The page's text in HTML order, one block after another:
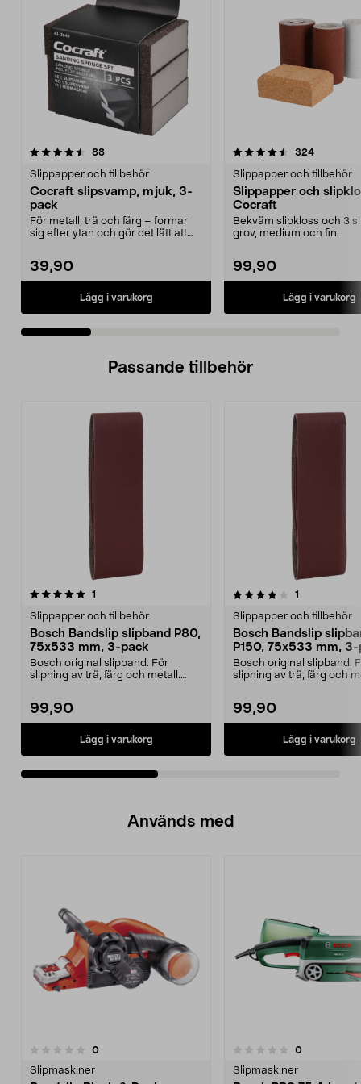
88recensioner
Slippapper och tillbehör
Cocraft slipsvamp, mjuk, 3-
pack
För metall, trä och färg – formar
sig efter ytan och gör det lätt att
39,90
Lägg i varukorg
4.5 av 5 stjärnor 324
Slippapper och tillbehör
Slippapper och
Cocraft
Bekväm slipkloss och 3
grov, medium och fin.
99,90
Lägg i varukorg
4.5 av 5 stjärnor
Passande tillbehör
1
Slippapper och tillbehör
Bosch Bandslip slipband P80,
75x533 mm, 3-pack
Bosch original slipband. För
slipning av trä, färg och metall.
99,90
Lägg i varukorg
4.0av 5 stjärnor 1
Slippapper och tillbehör
Bosch Bandslip
P150, 75x533 mm,
Bosch original slipband.
slipning av trä, färg och
99,90
Lägg i varukorg
5.0av 5 stjärnor
Används med
0recensioner
Slipmaskiner
0.0 av 5 stjärnor 0recensioner
Slipmaskiner